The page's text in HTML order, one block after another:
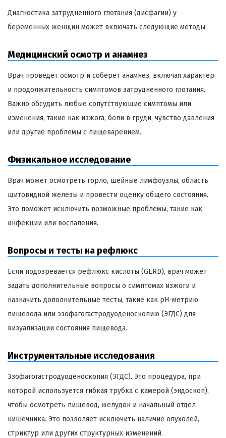
Диагностика затрудненного глотания (дисфагии) у
беременных женщин может включать следующие методы:
Медицинский осмотр и анамнез
Врач проведет осмотр и соберет анамнез, включая характер
и продолжительность симптомов затрудненного глотания.
Важно обсудить любые сопутствующие симптомы или
изменения, такие как изжога, боли в груди, чувство давления
или другие проблемы с пищеварением.
Физикальное исследование
Врач может осмотреть горло, шейные лимфоузлы, область
щитовидной железы и провести оценку общего состояния.
Это поможет исключить возможные проблемы, такие как
инфекции или воспаления.
Вопросы и тесты на рефлюкс
Если подозревается рефлюкс кислоты (GERD), врач может
задать дополнительные вопросы о симптомах изжоги и
назначить дополнительные тесты, такие как pH-метрию
пищевода или эзофагогастродуоденоскопию (ЭГДС) для
визуализации состояния пищевода.
Инструментальные исследования
Эзофагогастродуоденоскопия (ЭГДС). Это процедура, при
которой используется гибкая трубка с камерой (эндоскоп),
чтобы осмотреть пищевод, желудок и начальный отдел
кишечника. Это позволяет исключить наличие опухолей,
стриктур или других структурных изменений.